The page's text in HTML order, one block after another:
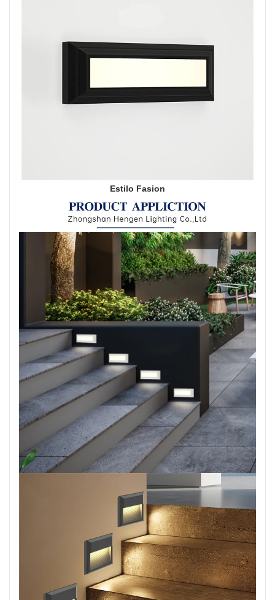
Estilo Fasion